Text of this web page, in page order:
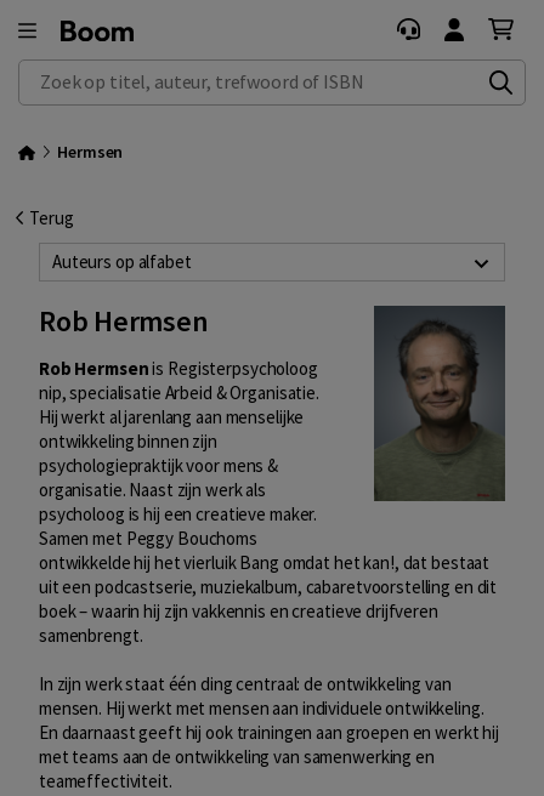
Zoek op titel, auteur, trefwoord of ISBN
Hermsen
Terug
Auteurs op alfabet
Rob Hermsen
Rob Hermsenis Registerpsycholoog
nip, specialisatie Arbeid & Organisatie.
Hij werkt al jarenlang aan menselijke
ontwikkeling binnen zijn
psychologiepraktijk voor mens &
organisatie. Naast zijn werk als
psycholoog is hij een creatieve maker.
Samen met Peggy Bouchoms
ontwikkelde hij het vierluik Bang omdat het kan!, dat bestaat
uit een podcastserie, muziekalbum, cabaretvoorstelling en dit
boek – waarin hij zijn vakkennis en creatieve drijfveren
samenbrengt.
In zijn werk staat één ding centraal: de ontwikkeling van
mensen. Hij werkt met mensen aan individuele ontwikkeling.
En daarnaast geeft hij ook trainingen aan groepen en werkt hij
met teams aan de ontwikkeling van samenwerking en
teameffectiviteit.